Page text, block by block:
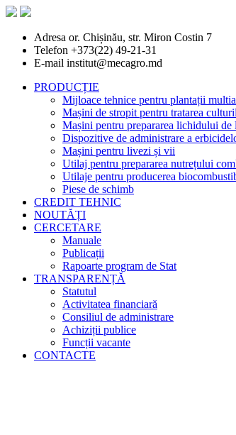
Adresa or. Chișinău, str. Miron Costin 7
Telefon +373(22) 49-21-31
E-mail institut@mecagro.md
PRODUCȚIE
Mijloace tehnice pentru plantații
Mașini de stropit pentru tratarea
Mașini pentru prepararea lichidului de
Dispozitive de administrare a
Mașini pentru livezi și vii
Utilaj pentru prepararea nutrețului
Utilaje pentru producerea
Piese de schimb
CREDIT TEHNIC
NOUTĂȚI
CERCETARE
Manuale
Publicații
Rapoarte program de Stat
TRANSPARENȚĂ
Statutul
Activitatea financiară
Consiliul de administrare
Achiziții publice
Funcții vacante
CONTACTE